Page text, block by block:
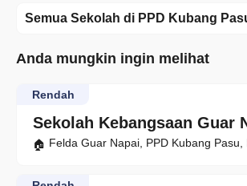
Semua Sekolah di PPD Kubang
Anda mungkin ingin melihat
Sekolah Kebangsaan Guar
Rendah
Felda Guar Napai, PPD Kubang Pasu,